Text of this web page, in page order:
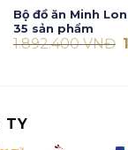
Bộ đồ ăn Minh
35 sản phẩm
1.892.400VNĐ
TY